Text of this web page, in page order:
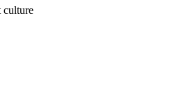
culture